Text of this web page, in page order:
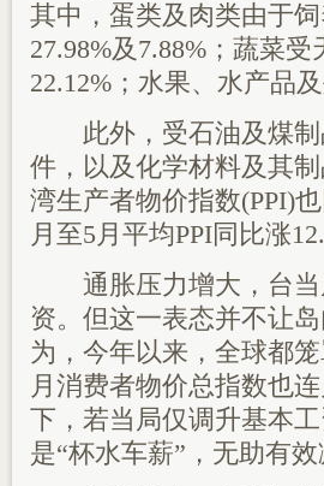
其中，蛋类及肉类由于
27.98%及7.88%；蔬菜
22.12%；水果、水产品
此外，受石油及煤制
件，以及化学材料及其
湾生产者物价指数(PPI)
月至5月平均PPI同比涨
通胀压力增大，台当
资。但这一表态并不让
为，今年以来，全球都
月消费者物价总指数也
下，若当局仅调升基本
是“杯水车薪”，无助有效